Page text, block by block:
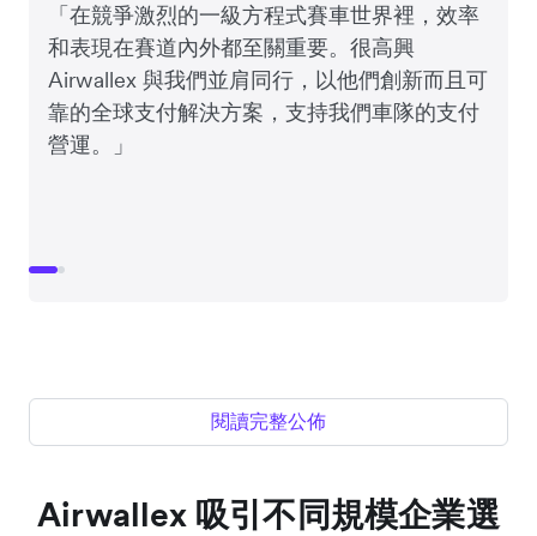
「在競爭激烈的一級方程式賽車世界裡，效率
和表現在賽道內外都至關重要。很高興
Airwallex 與我們並肩同行，以他們創新而且可
靠的全球支付解決方案，支持我們車隊的支付
營運。」
閱讀完整公佈
Airwallex 吸引不同規模企業選